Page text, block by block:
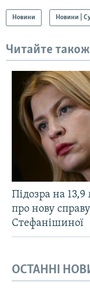
Новини Новини |
Читайте також
Підозра на
про нову
Стефанішиної
ОСТАННІ